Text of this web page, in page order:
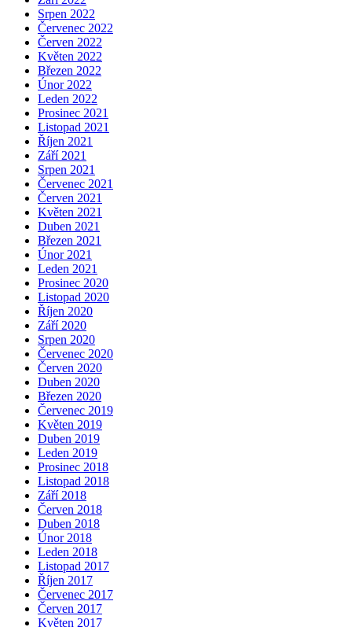
Srpen 2022
Červenec 2022
Červen 2022
Květen 2022
Březen 2022
Únor 2022
Leden 2022
Prosinec 2021
Listopad 2021
Říjen 2021
Září 2021
Srpen 2021
Červenec 2021
Červen 2021
Květen 2021
Duben 2021
Březen 2021
Únor 2021
Leden 2021
Prosinec 2020
Listopad 2020
Říjen 2020
Září 2020
Srpen 2020
Červenec 2020
Červen 2020
Duben 2020
Březen 2020
Červenec 2019
Květen 2019
Duben 2019
Leden 2019
Prosinec 2018
Listopad 2018
Září 2018
Červen 2018
Duben 2018
Únor 2018
Leden 2018
Listopad 2017
Říjen 2017
Červenec 2017
Červen 2017
Květen 2017